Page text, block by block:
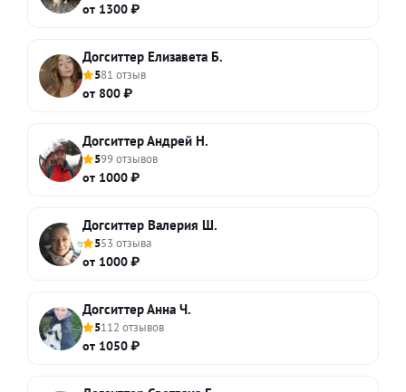
от 1300 ₽
Догситтер Елизавета Б.
581 отзыв
от 800 ₽
Догситтер Андрей Н.
599 отзывов
от 1000 ₽
Догситтер Валерия Ш.
553 отзыва
от 1000 ₽
Догситтер Анна Ч.
5112 отзывов
от 1050 ₽